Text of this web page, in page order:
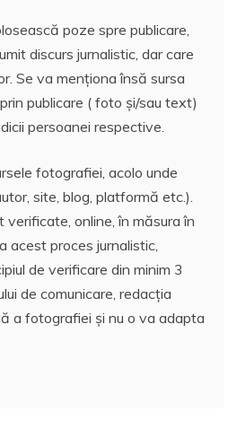
poze spre publicare,
discurs jurnalistic, dar care
Se va menționa însă sursa
publicare ( foto și/sau text)
persoanei respective.
fotografiei, acolo unde
site, blog, platformă etc.).
verificate, online, în măsura în
acest proces jurnalistic,
de verificare din minim 3
de comunicare, redacția
a fotografiei și nu o va adapta